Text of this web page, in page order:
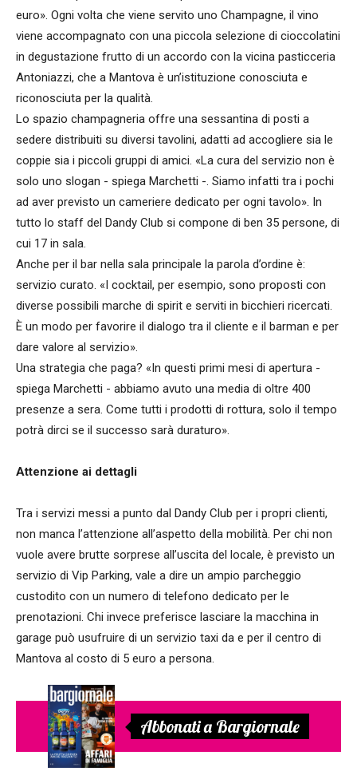
euro». Ogni volta che viene servito uno Champagne, il vino
viene accompagnato con una piccola selezione di cioccolatini
in degustazione frutto di un accordo con la vicina pasticceria
Antoniazzi, che a Mantova è un’istituzione conosciuta e
riconosciuta per la qualità.
Lo spazio champagneria offre una sessantina di posti a
sedere distribuiti su diversi tavolini, adatti ad accogliere sia le
coppie sia i piccoli gruppi di amici. «La cura del servizio non è
solo uno slogan - spiega Marchetti -. Siamo infatti tra i pochi
ad aver previsto un cameriere dedicato per ogni tavolo». In
tutto lo staff del Dandy Club si compone di ben 35 persone, di
cui 17 in sala.
Anche per il bar nella sala principale la parola d’ordine è:
servizio curato. «I cocktail, per esempio, sono proposti con
diverse possibili marche di spirit e serviti in bicchieri ricercati.
È un modo per favorire il dialogo tra il cliente e il barman e per
dare valore al servizio».
Una strategia che paga? «In questi primi mesi di apertura -
spiega Marchetti - abbiamo avuto una media di oltre 400
presenze a sera. Come tutti i prodotti di rottura, solo il tempo
potrà dirci se il successo sarà duraturo».
Attenzione ai dettagli
Tra i servizi messi a punto dal Dandy Club per i propri clienti,
non manca l’attenzione all’aspetto della mobilità. Per chi non
vuole avere brutte sorprese all’uscita del locale, è previsto un
servizio di Vip Parking, vale a dire un ampio parcheggio
custodito con un numero di telefono dedicato per le
prenotazioni. Chi invece preferisce lasciare la macchina in
garage può usufruire di un servizio taxi da e per il centro di
Mantova al costo di 5 euro a persona.
Abbonati a Bargiornale